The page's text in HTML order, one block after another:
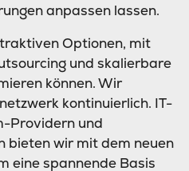
anpassen lassen.
Optionen, mit
und skalierbare
können. Wir
kontinuierlich. IT-
Providern und
bieten wir mit dem neuen
eine spannende Basis